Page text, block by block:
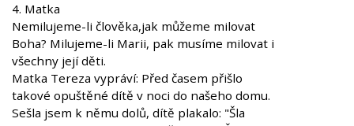
4. Matka
Nemilujeme-li člověka,jak můžeme milovat
Boha? Milujeme-li Marii, pak musíme milovat i
všechny její děti.
Matka Tereza vypráví: Před časem přišlo
takové opuštěné dítě v noci do našeho domu.
Sešla jsem k němu dolů, dítě plakalo: "Šla